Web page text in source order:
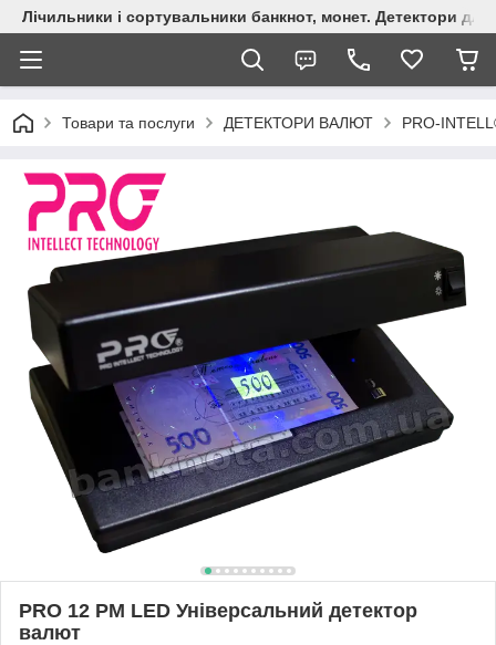
Лічильники і сортувальники банкнот, монет. Детектори для
Товари та послуги ДЕТЕКТОРИ ВАЛЮТ PRO-
PRO 12 PM LED Універсальний детектор
валют